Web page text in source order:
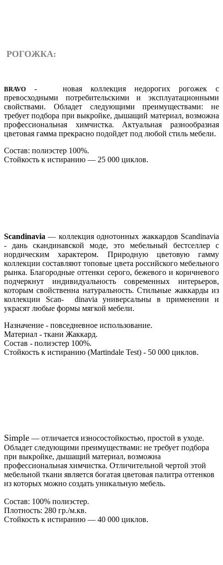
РОГОЖКА:
BRAVO
- новая коллекция недорогих рогожек с
превосходными потребительскими и эксплуатационными
свойствами. Обладет следующими преимуществами: не
требует подбора при выкройке, дышащий материал, возможна
профессиональная химчистка. Актуальная разнообразная
цветовая гамма прекрасно подойдет под любой стиль мебели.
Состав: полиэстер 100%.
Стойкость к истиранию — 25 000 циклов.
Scandinavia — коллекция однотонных жаккардов Scandinavia
- дань скандинавской моде, это мебельный бестселлер с
нордическим характером. Природную цветовую гамму
коллекции составляют топовые цвета российского мебельного
рынка. Благородные оттенки серого, бежевого и коричневого
подчеркнут индивидуальность современных интерьеров,
которым свойственна натуральность. Стильные жаккарды из
коллекции Scan- dinavia универсальны в применении и
украсят любые формы мягкой мебели.
Назначение - повседневное использование.
Материал - ткани Жаккард.
Состав - полиэстер 100%.
Стойкость к истиранию (Martindale Test) - 50 000 циклов.
Simple — отличается износостойкостью, простой в уходе.
Обладет следующими преимуществами: не требует подбора
при выкройке, дышащий материал, возможна
профессиональная химчистка. Отличительной чертой этой
мебельной ткани является богатая цветовая палитра оттенков
из которых можно создать уникальную мебель.
Состав: 100% полиэстер.
Плотность: 280 гр./м.кв.
Стойкость к истиранию — 40 000 циклов.